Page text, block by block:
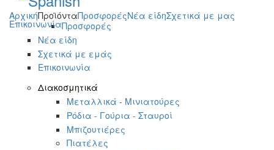
ΑρχικήΠροϊόνταΠροσφορέςΝέα είδηΣχετικά με μας
ΕπικοινωνίαΠροσφορές
Νέα είδη
Σχετικά με εμάς
Επικοινωνία
Διακοσμητικά
Μεταλλικά - Μινιατούρες
Ρόδια - Γούρια - Σταυροί
Μπιζουτιέρες
Πιατέλες